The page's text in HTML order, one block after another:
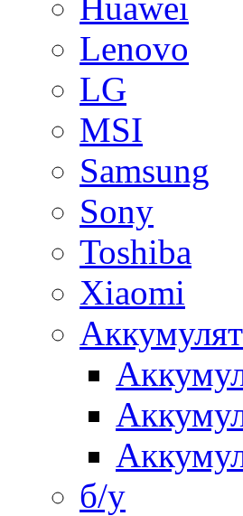
Lenovo
LG
MSI
Samsung
Sony
Toshiba
Xiaomi
б/у